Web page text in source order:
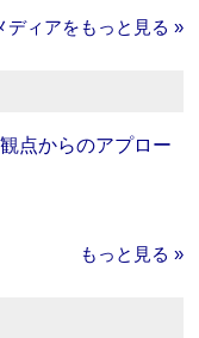
ディアをもっと見る »
点からのアプロー
もっと見る »